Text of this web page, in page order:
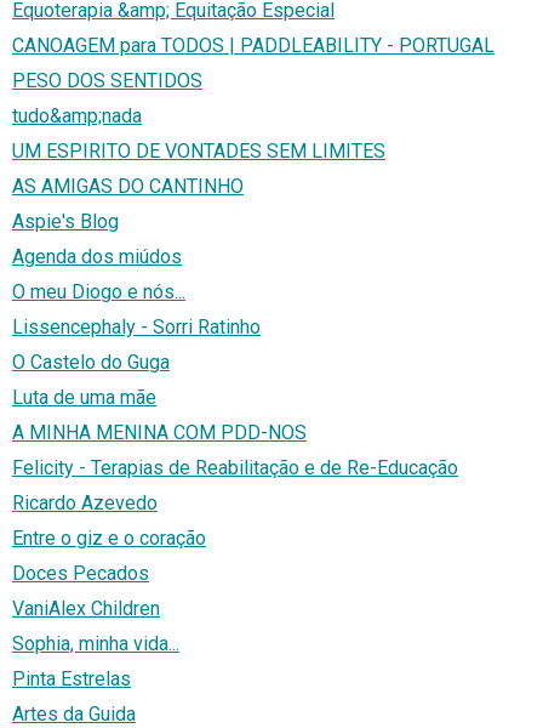
Equoterapia &amp; Equitação Especial
CANOAGEM para TODOS | PADDLEABILITY - PORTUGAL
PESO DOS SENTIDOS
tudo&amp;nada
UM ESPIRITO DE VONTADES SEM LIMITES
AS AMIGAS DO CANTINHO
Aspie's Blog
Agenda dos miúdos
O meu Diogo e nós...
Lissencephaly - Sorri Ratinho
O Castelo do Guga
Luta de uma mãe
A MINHA MENINA COM PDD-NOS
Felicity - Terapias de Reabilitação e de Re-Educação
Ricardo Azevedo
Entre o giz e o coração
Doces Pecados
VaniAlex Children
Sophia, minha vida...
Pinta Estrelas
Artes da Guida